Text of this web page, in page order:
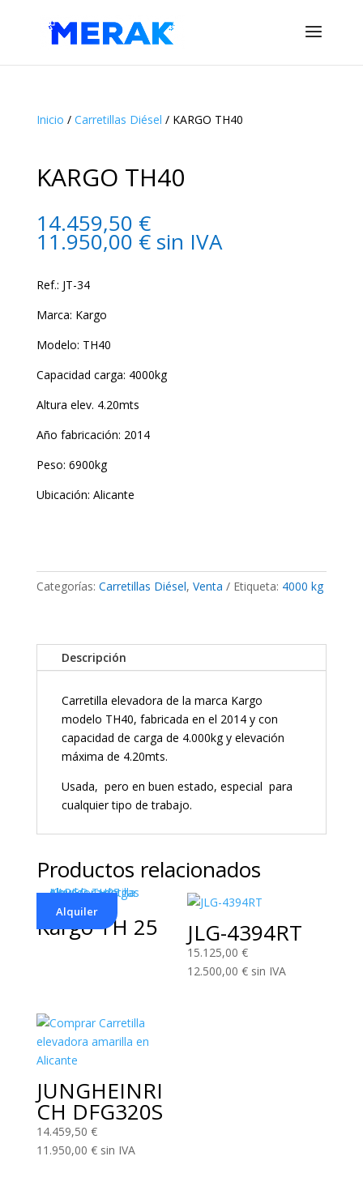
Inicio / Carretillas Diésel / KARGO TH40
KARGO TH40
14.459,50 €
11.950,00 € sin IVA
Ref.: JT-34
Marca: Kargo
Modelo: TH40
Capacidad carga: 4000kg
Altura elev. 4.20mts
Año fabricación: 2014
Peso: 6900kg
Ubicación: Alicante
cantidad
Categorías: Carretillas Diésel, Venta Etiqueta: 4000 kg
Descripción
Carretilla elevadora de la marca Kargo
modelo TH40, fabricada en el 2014 y con
capacidad de carga de 4.000kg y elevación
máxima de 4.20mts.
Usada, pero en buen estado, especial para
cualquier tipo de trabajo.
Productos relacionados
Alquiler
Kargo TH 25 JLG-4394RT
15.125,00€
12.500,00€ sin IVA
JUNGHEINRI
CH DFG320S
14.459,50 €
11.950,00 € sin IVA